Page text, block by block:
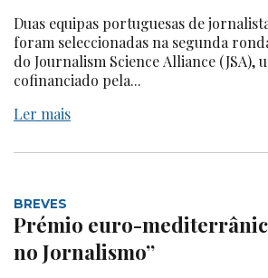
Duas equipas portuguesas de
foram seleccionadas na segunda
do Journalism Science Alliance (JSA),
cofinanciado pela...
Ler mais
BREVES
Prémio euro-
no Jornalismo”